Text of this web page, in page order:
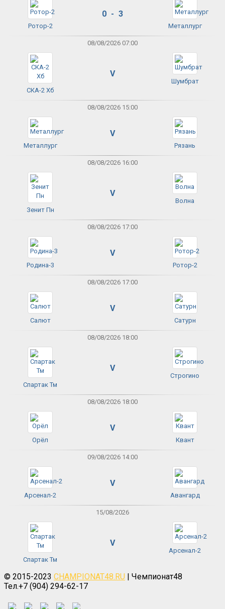
Ротор-2
0 - 3
Металлург
08/08/2026 07:00
СКА-2 Хб
V
Шумбрат
08/08/2026 15:00
Металлург
V
Рязань
08/08/2026 16:00
Зенит Пн
V
Волна
08/08/2026 17:00
Родина-3
V
Ротор-2
08/08/2026 17:00
Салют
V
Сатурн
08/08/2026 18:00
Спартак Тм
V
Строгино
08/08/2026 18:00
Орёл
V
Квант
09/08/2026 14:00
Арсенал-2
V
Авангард
15/08/2026
Спартак Тм
V
Арсенал-2
© 2015-2023 CHAMPIONAT48.RU | Чемпионат48
Тел.+7 (904) 294-62-17